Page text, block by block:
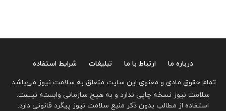
درباره ما ارتباط با ما تبلیغات
شرایط استفاده
تمام حقوق مادی و معنوی این سایت متعلق به سلامت نیوز می‌باشد.
سلامت نیوز نسخه چاپی ندارد و به هیچ سازمانی وابسته نیست.
استفاده از مطالب بدون ذکر منبع سلامت نیوز پیگرد قانونی دارد.